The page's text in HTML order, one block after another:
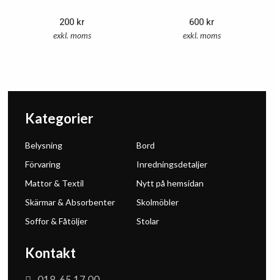
200 kr
exkl. moms
600 kr
exkl. moms
Kontakt
Kategorier
Belysning
Bord
Förvaring
Inredningsdetaljer
Mattor & Textil
Nytt på hemsidan
Skärmar & Absorbenter
Skolmöbler
Soffor & Fåtöljer
Stolar